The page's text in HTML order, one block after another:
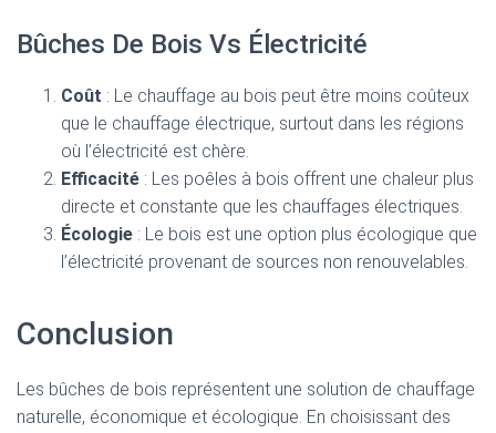
Bûches De Bois Vs Électricité
Coût : Le chauffage au bois peut être moins coûteux
que le chauffage électrique, surtout dans les régions
où l’électricité est chère.
Efficacité : Les poêles à bois offrent une chaleur plus
directe et constante que les chauffages électriques.
Écologie : Le bois est une option plus écologique que
l’électricité provenant de sources non renouvelables.
Conclusion
Les bûches de bois représentent une solution de chauffage
naturelle, économique et écologique. En choisissant des